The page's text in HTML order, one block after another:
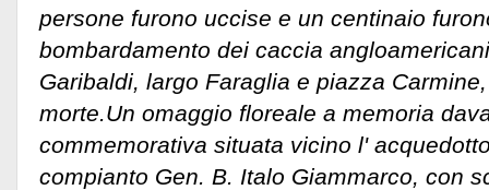
persone furono uccise e un centinaio
bombardamento dei caccia
Garibaldi, largo Faraglia e piazza
morte. Un omaggio floreale a memoria
commemorativa situata vicino l'
compianto Gen. B. Italo Giammarco, con